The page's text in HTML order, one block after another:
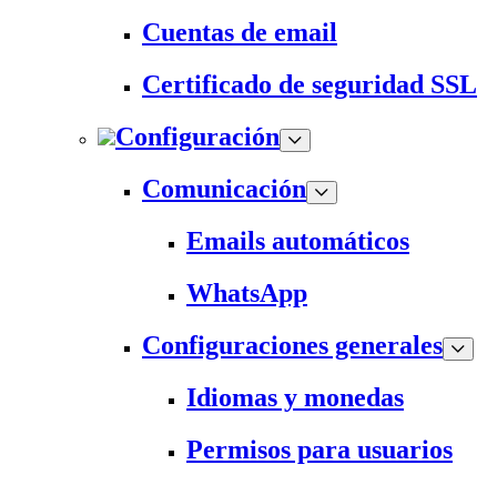
Cuentas de email
Certificado de seguridad SSL
Configuración
Comunicación
Emails automáticos
WhatsApp
Configuraciones generales
Idiomas y monedas
Permisos para usuarios